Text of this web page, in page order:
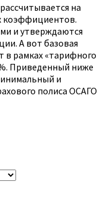
на
коэффициентов.
и утверждаются
А вот базовая
в рамках «тарифного
Приведенный ниже
и
полиса ОСАГО